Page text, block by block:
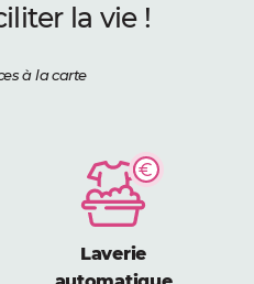
la vie !
à la carte
Laverie